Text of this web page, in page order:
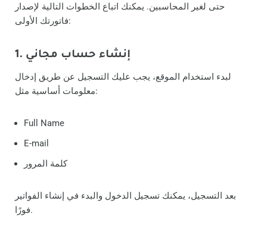
حتى لغير المحاسبين. يمكنك اتباع الخطوات التالية لإصدار
فاتورتك الأولى:
1. إنشاء حساب مجاني
لبدء استخدام الموقع، يجب عليك التسجيل عن طريق إدخال
معلومات أساسية مثل:
Full Name
E-mail
كلمة المرور
بعد التسجيل، يمكنك تسجيل الدخول والبدء في إنشاء الفواتير
فورًا.